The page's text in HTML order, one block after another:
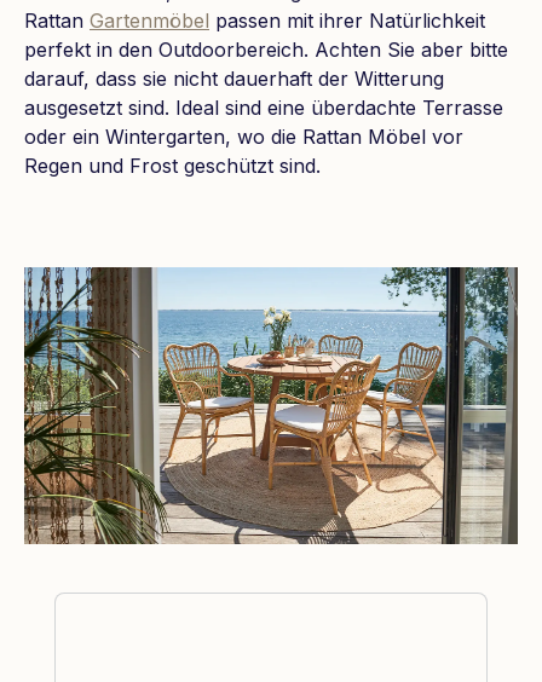
Rattan Gartenmöbel passen mit ihrer Natürlichkeit
perfekt in den Outdoorbereich. Achten Sie aber bitte
darauf, dass sie nicht dauerhaft der Witterung
ausgesetzt sind. Ideal sind eine überdachte Terrasse
oder ein Wintergarten, wo die Rattan Möbel vor
Regen und Frost geschützt sind.
Produktgalerie überspringen